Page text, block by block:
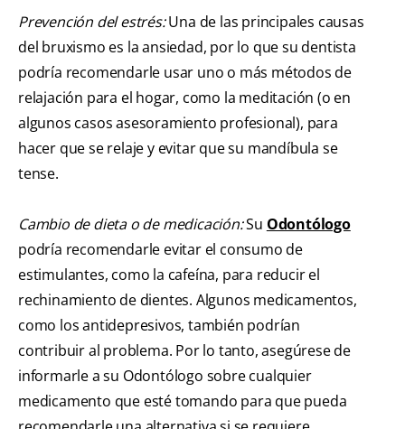
Prevención del estrés:Una de las principales causas
del bruxismo es la ansiedad, por lo que su dentista
podría recomendarle usar uno o más métodos de
relajación para el hogar, como la meditación (o en
algunos casos asesoramiento profesional), para
hacer que se relaje y evitar que su mandíbula se
tense.
Cambio de dieta o de medicación:Su Odontólogo
podría recomendarle evitar el consumo de
estimulantes, como la cafeína, para reducir el
rechinamiento de dientes. Algunos medicamentos,
como los antidepresivos, también podrían
contribuir al problema. Por lo tanto, asegúrese de
informarle a su Odontólogo sobre cualquier
medicamento que esté tomando para que pueda